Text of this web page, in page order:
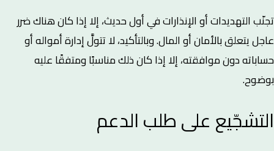
تجنّب التهديدات أو الإنذارات في أول حديث، إلا إذا كان هناك ضرر
عاجل يتعلق بالأمان أو المال. وبالتأكيد، لا تتولَّ إدارة أمواله أو
حساباته دون موافقته، إلا إذا كان ذلك مناسبًا ومتفقًا عليه
بوضوح.
التشجّيع على طلب الدعم